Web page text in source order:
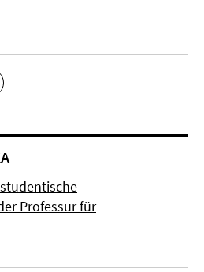
Professur für